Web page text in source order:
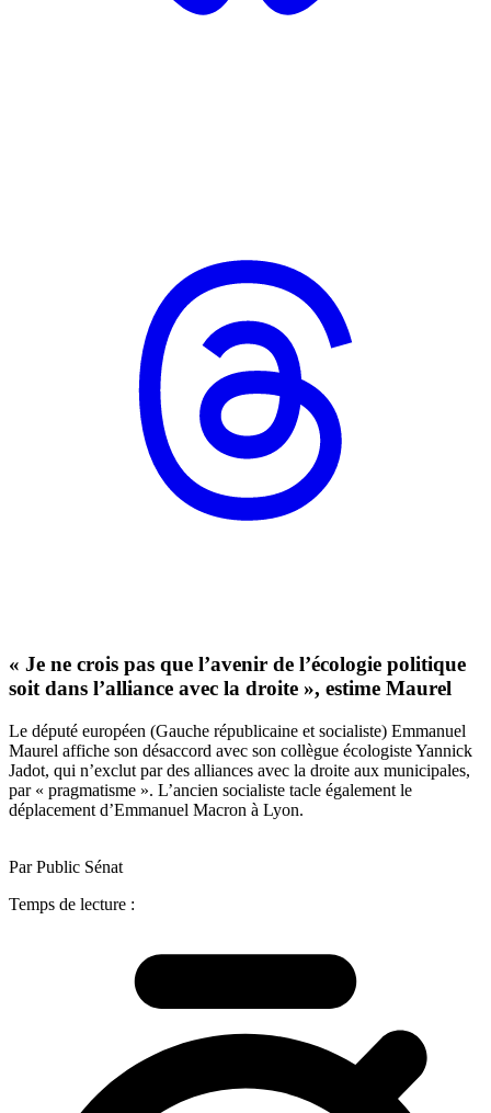
« Je ne crois pas que l’avenir de l’écologie politique
soit dans l’alliance avec la droite », estime Maurel
Le député européen (Gauche républicaine et socialiste) Emmanuel
Maurel affiche son désaccord avec son collègue écologiste Yannick
Jadot, qui n’exclut par des alliances avec la droite aux municipales,
par « pragmatisme ». L’ancien socialiste tacle également le
déplacement d’Emmanuel Macron à Lyon.
Par Public Sénat
Temps de lecture :